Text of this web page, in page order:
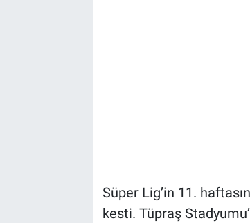
Süper Lig’in 11.
kesti. Tüpraş